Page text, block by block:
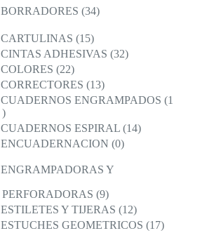
BORRADORES 34productos
CARTULINAS 1515
productos
CINTAS ADHESIVAS 3232
COLORES 2222
productos
CORRECTORES 1313
productos
CUADERNOS ENGRAMPADOS 1
1
producto
CUADERNOS ESPIRAL 1414
ENCUADERNACION 00
ENGRAMPADORAS Y
PERFORADORAS 99
productos
ESTILETES Y TIJERAS 1212
productos
ESTUCHES GEOMETRICOS 1717